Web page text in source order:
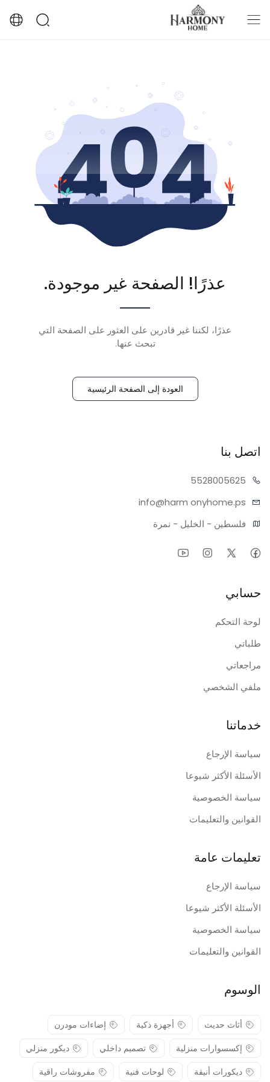
عذرًا! الصفحة غير موجودة.
عذرًا، لكننا غير قادرين على العثور على الصفحة التي
تبحث عنها.
العودة إلى الصفحة الرئيسية
اتصل بنا
05625
55280
info@harm onyhome.ps
فلسطين - الخليل - نمرة
حسابي
لوحة التحكم
طلباتي
مراجعاتي
ملفي الشخصي
خدماتنا
سياسة الإرجاع
الأسئلة الأكثر شيوعا
سياسة الخصوصية
القوانين والتعليمات
تعليمات عامة
سياسة الإرجاع
الأسئلة الأكثر شيوعا
سياسة الخصوصية
القوانين والتعليمات
الوسوم
أثاث حديث أجهزة ذكية
إضاءات مودرن
إكسسوارات منزلية
تصميم داخلي
ديكور منزلي
ديكورات أنيقة
لوحات فنية مفروشات راقية